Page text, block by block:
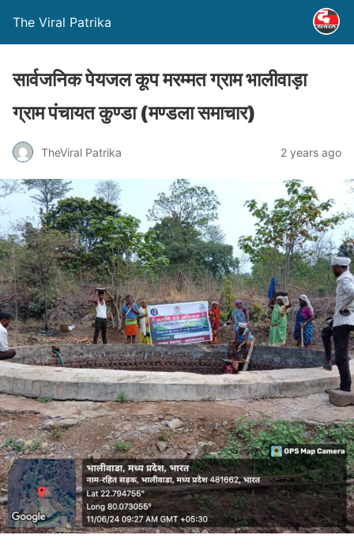
The Viral Patrika
सार्वजनिक पेयजल कूप मरम्मत ग्राम भालीवाड़ा
ग्राम पंचायत कुण्डा (मण्‍डला समाचार)
TheViral Patrika 2 years ago